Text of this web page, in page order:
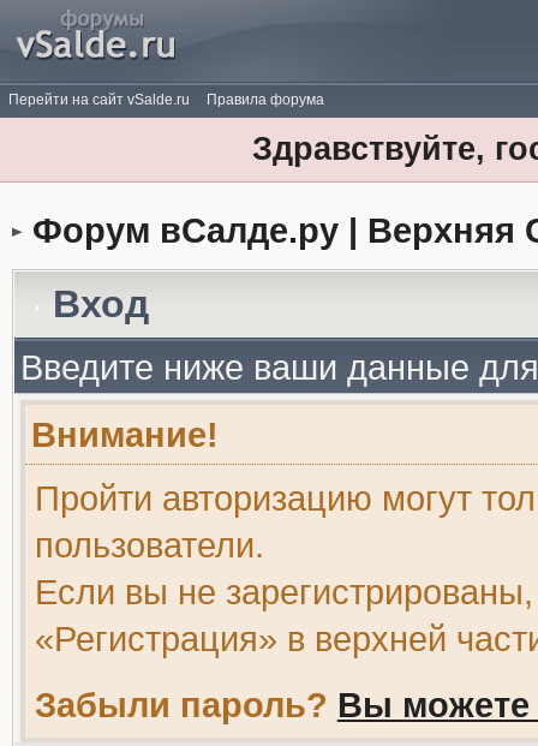
Перейти на сайт vSalde.ru Правила форума
Здравствуйте,
Форум вСалде.ру | Верхняя
Вход
Введите ниже ваши данные
Внимание!
Пройти авторизацию могут
пользователи.
Если вы не
«Регистрация» в верхней
Забыли пароль? Вы можете